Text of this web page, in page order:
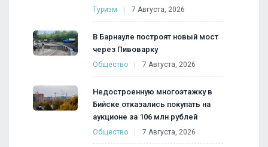
Туризм 7 Августа, 2026
В Барнауле построят новый мост
через Пивоварку
Общество 7 Августа, 2026
Недостроенную многоэтажку в
Бийске отказались покупать на
аукционе за 106 млн рублей
Общество 7 Августа, 2026